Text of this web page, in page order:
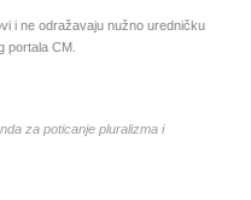
i ne odražavaju nužno uredničku
portala CM.
za poticanje pluralizma i